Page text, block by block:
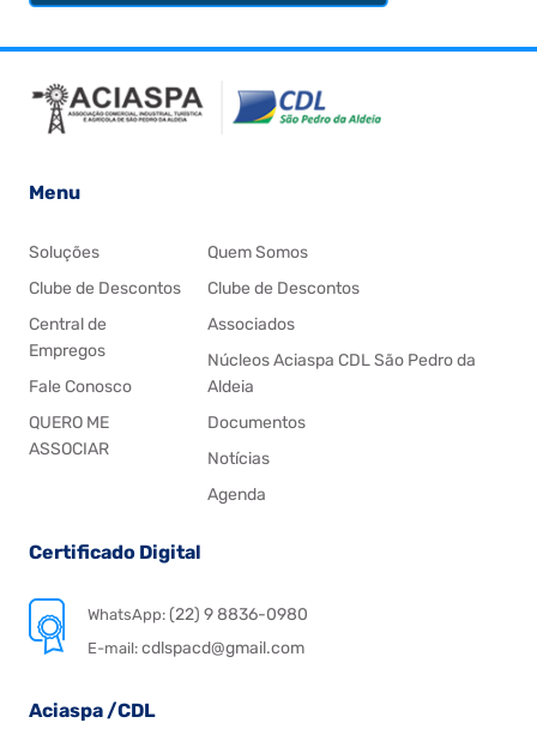
Menu
Soluções
Clube de Descontos
Central de
Empregos
Fale Conosco
QUERO ME
ASSOCIAR
Quem Somos
Clube de Descontos
Associados
Núcleos Aciaspa CDL São Pedro da
Aldeia
Documentos
Notícias
Agenda
Certificado Digital
WhatsApp:(22) 9 8836-0980
E-mail: cdlspacd@gmail.com
Aciaspa /CDL